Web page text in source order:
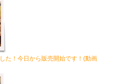
た！今日から販売開始です！(動画